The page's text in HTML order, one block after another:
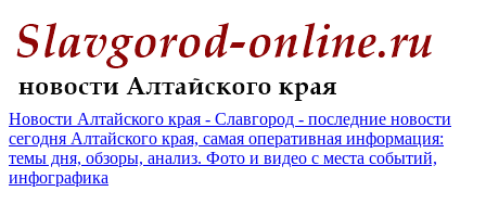
Новости Алтайского края - Славгород - последние новости
сегодня Алтайского края, самая оперативная информация:
темы дня, обзоры, анализ. Фото и видео с места событий,
инфографика